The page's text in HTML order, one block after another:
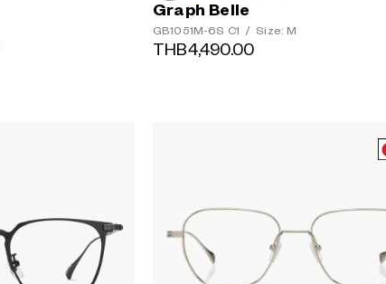
Graph Belle
GB1051M-6S C1 / Size: M
THB4,490.00